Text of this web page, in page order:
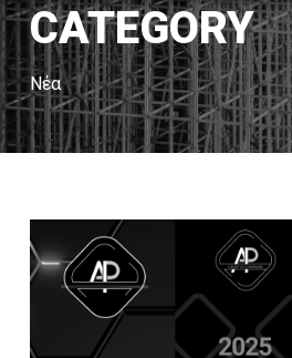
CATEGORY
Νέα